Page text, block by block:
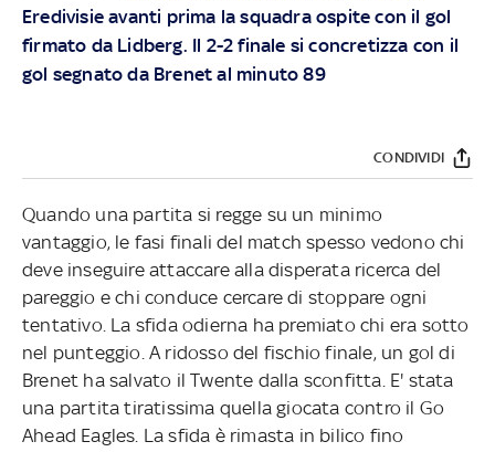
Eredivisie avanti prima la squadra ospite con il gol
firmato da Lidberg. Il 2-2 finale si concretizza con il
gol segnato da Brenet al minuto 89
CONDIVIDI
Quando una partita si regge su un minimo
vantaggio, le fasi finali del match spesso vedono chi
deve inseguire attaccare alla disperata ricerca del
pareggio e chi conduce cercare di stoppare ogni
tentativo. La sfida odierna ha premiato chi era sotto
nel punteggio. A ridosso del fischio finale, un gol di
Brenet ha salvato il Twente dalla sconfitta. E' stata
una partita tiratissima quella giocata contro il Go
Ahead Eagles. La sfida è rimasta in bilico fino